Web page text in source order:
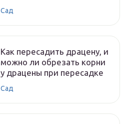
Сад
Как пересадить драцену, и
можно ли обрезать корни
у драцены при пересадке
Сад